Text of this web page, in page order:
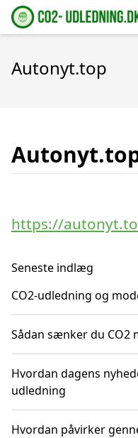
Autonyt.top
https://
Seneste indlæg
CO2-udledning og
Sådan sænker du CO2
Hvordan dagens
udledning
Hvordan påvirker